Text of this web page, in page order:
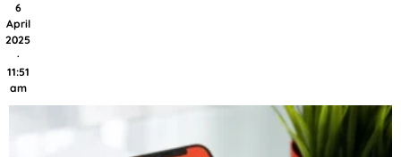
6
April
2025
·
11:51
am